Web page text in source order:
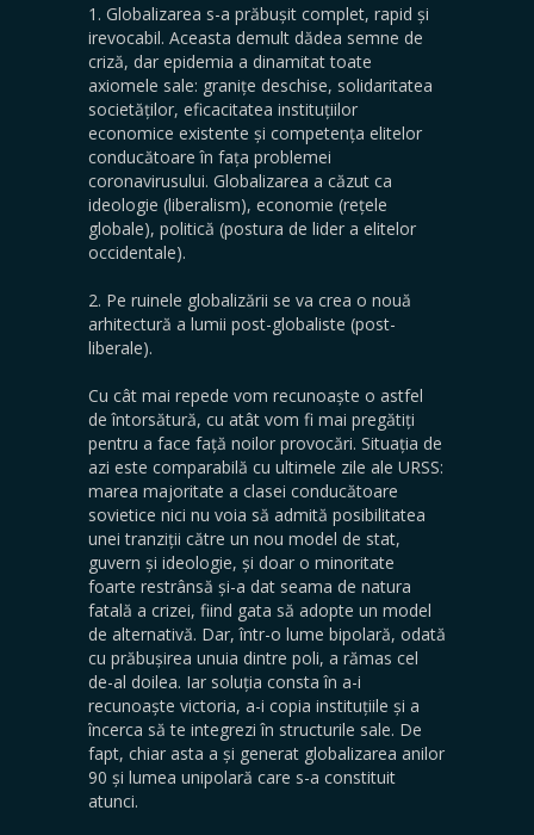
1. Globalizarea s-a prăbușit complet, rapid și
irevocabil. Aceasta demult dădea semne de
criză, dar epidemia a dinamitat toate
axiomele sale: granițe deschise, solidaritatea
societăților, eficacitatea instituțiilor
economice existente și competența elitelor
conducătoare în fața problemei
coronavirusului. Globalizarea a căzut ca
ideologie (liberalism), economie (rețele
globale), politică (postura de lider a elitelor
occidentale).
2. Pe ruinele globalizării se va crea o nouă
arhitectură a lumii post-globaliste (post-
liberale).
Cu cât mai repede vom recunoaște o astfel
de întorsătură, cu atât vom fi mai pregătiți
pentru a face față noilor provocări. Situația de
azi este comparabilă cu ultimele zile ale URSS:
marea majoritate a clasei conducătoare
sovietice nici nu voia să admită posibilitatea
unei tranziții către un nou model de stat,
guvern și ideologie, și doar o minoritate
foarte restrânsă și-a dat seama de natura
fatală a crizei, fiind gata să adopte un model
de alternativă. Dar, într-o lume bipolară, odată
cu prăbușirea unuia dintre poli, a rămas cel
de-al doilea. Iar soluția consta în a-i
recunoaște victoria, a-i copia instituțiile și a
încerca să te integrezi în structurile sale. De
fapt, chiar asta a și generat globalizarea anilor
90 și lumea unipolară care s-a constituit
atunci.